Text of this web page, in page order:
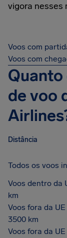
vigora nesses
Voos com
Voos com
Quanto
de voo
Distância
Todos os voos
Voos dentro da
km
Voos fora da
3500 km
Voos fora da